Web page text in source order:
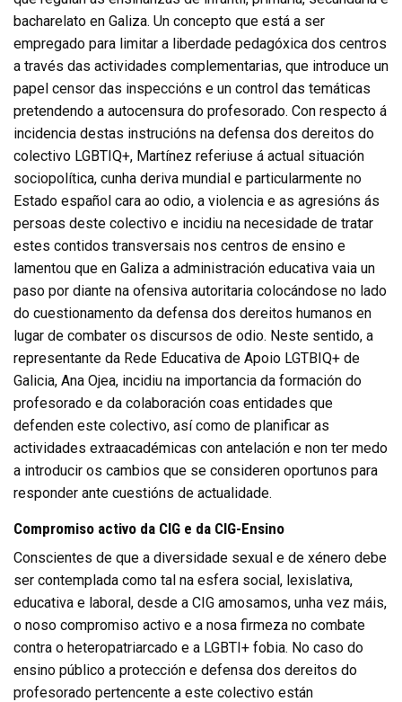
bacharelato en Galiza. Un concepto que está a ser
empregado para limitar a liberdade pedagóxica dos centros
a través das actividades complementarias, que introduce un
papel censor das inspeccións e un control das temáticas
pretendendo a autocensura do profesorado. Con respecto á
incidencia destas instrucións na defensa dos dereitos do
colectivo LGBTIQ+, Martínez referiuse á actual situación
sociopolítica, cunha deriva mundial e particularmente no
Estado español cara ao odio, a violencia e as agresións ás
persoas deste colectivo e incidiu na necesidade de tratar
estes contidos transversais nos centros de ensino e
lamentou que en Galiza a administración educativa vaia un
paso por diante na ofensiva autoritaria colocándose no lado
do cuestionamento da defensa dos dereitos humanos en
lugar de combater os discursos de odio. Neste sentido, a
representante da Rede Educativa de Apoio LGTBIQ+ de
Galicia, Ana Ojea, incidiu na importancia da formación do
profesorado e da colaboración coas entidades que
defenden este colectivo, así como de planificar as
actividades extraacadémicas con antelación e non ter medo
a introducir os cambios que se consideren oportunos para
responder ante cuestións de actualidade.
Compromiso activo da CIG e da CIG-Ensino
Conscientes de que a diversidade sexual e de xénero debe
ser contemplada como tal na esfera social, lexislativa,
educativa e laboral, desde a CIG amosamos, unha vez máis,
o noso compromiso activo e a nosa firmeza no combate
contra o heteropatriarcado e a LGBTI+ fobia. No caso do
ensino público a protección e defensa dos dereitos do
profesorado pertencente a este colectivo están